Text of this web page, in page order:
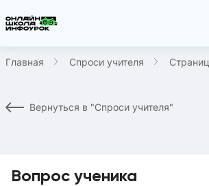
Главная Спроси учителя
Вернуться в "Спроси учителя"
Вопрос ученика